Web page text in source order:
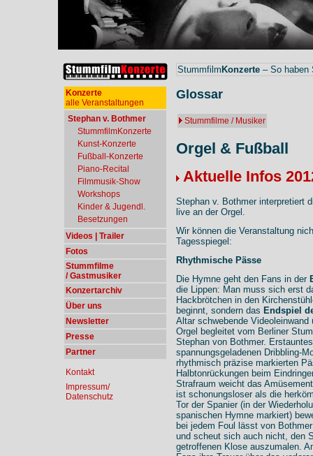
Konzerte
alle Veranstaltungen
Stephan v. Bothmer
StummfilmKonzerte
Kunst-Konzerte
Fußball-Konzerte
Piano-Recital
Filmmusik-Show
Workshops
Kinder & Jugendl.
Besetzungen
Videos | Trailer
Fotos
Stummfilme
/ Gastmusiker
Konzertarchiv
Über uns
Newsletter
Presse
Partner
Kontakt
Impressum/
Datenschutz
Stummfilm Konzerte – So haben
Glossar
Stummfilme / Musiker
Orgel & Fußball
Aktuelle Infos
Stephan v. Bothmer interpretiert
live an der Orgel.
Wir können die Veranstaltung
Tagesspiegel:
Rhythmische Pässe
Die Hymne geht den Fans in der
die Lippen: Man muss sich erst
Hackbrötchen in den
beginnt, sondern das Endspiel
Altar schwebende
Orgel begleitet vom Berliner
Stephan von Bothmer.
spannungsgeladenen Dribbling-
rhythmisch präzise markierten
Halbtonrückungen beim
Strafraum weicht das
ist schonungsloser als die
Tor der Spanier (in der
spanischen Hymne markiert)
bei jedem Foul lässt von
und scheut sich auch nicht, den
getroffenen Klose auszumalen.